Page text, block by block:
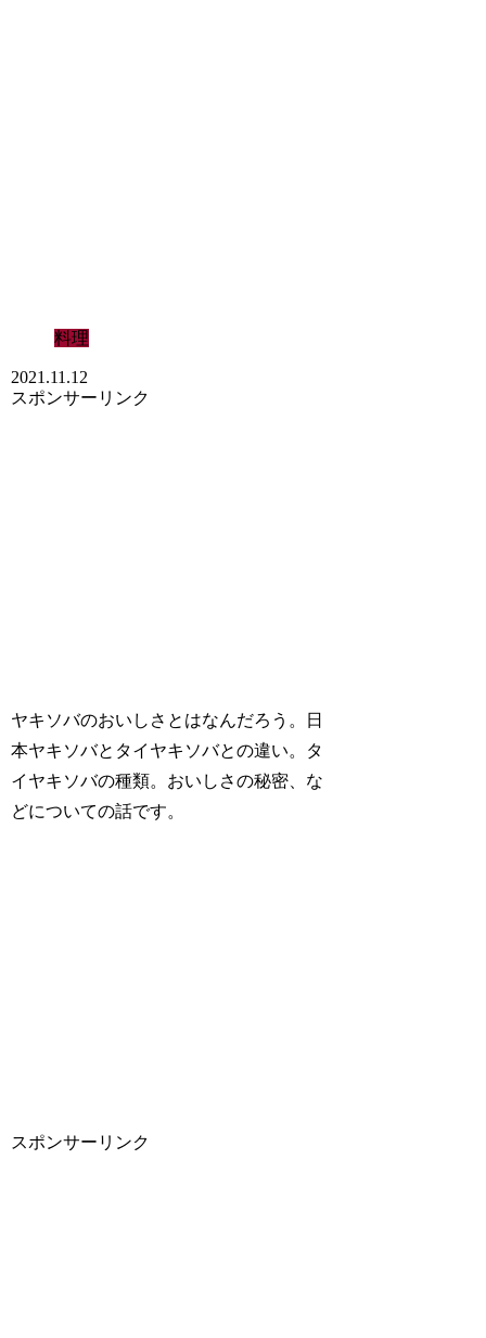
料理
2021.11.12
スポンサーリンク
ヤキソバのおいしさとはなんだろう。日
本ヤキソバとタイヤキソバとの違い。タ
イヤキソバの種類。おいしさの秘密、な
どについての話です。
スポンサーリンク